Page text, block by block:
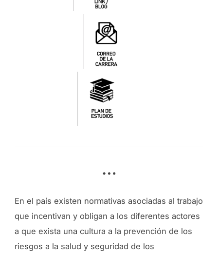
…
En el país existen normativas asociadas al trabajo
que incentivan y obligan a los diferentes actores
a que exista una cultura a la prevención de los
riesgos a la salud y seguridad de los